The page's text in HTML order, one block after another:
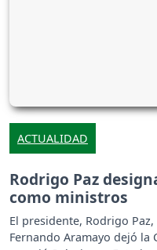
ACTUALIDAD
Rodrigo Paz
como ministros
El presidente, Rodrigo
Fernando Aramayo dejó la